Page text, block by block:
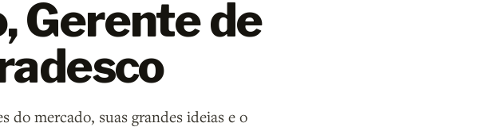
Gerente de
do mercado, suas grandes ideias e o